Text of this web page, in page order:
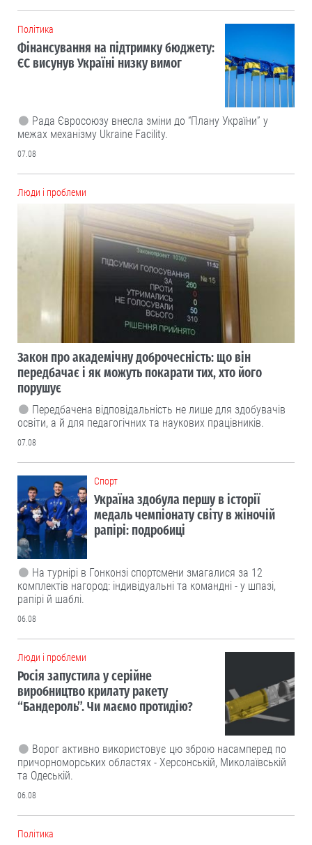
Політика
Фінансування на підтримку бюджету:
ЄС висунув Україні низку вимог
Рада Євросоюзу внесла зміни до “Плану України” у
межах механізму Ukraine Facility.
07.08
Люди і проблеми
Закон про академічну доброчесність: що він
передбачає і як можуть покарати тих, хто його
порушує
Передбачена відповідальність не лише для здобувачів
освіти, а й для педагогічних та наукових працівників.
07.08
Cпорт
Україна здобула першу в історії
медаль чемпіонату світу в жіночій
рапірі: подробиці
На турнірі в Гонконзі спортсмени змагалися за 12
комплектів нагород: індивідуальні та командні - у шпазі,
рапірі й шаблі.
06.08
Люди і проблеми
Росія запустила у серійне
виробництво крилату ракету
“Бандероль”. Чи маємо протидію?
Ворог активно використовує цю зброю насамперед по
причорноморських областях - Херсонській, Миколаївській
та Одеській.
06.08
Політика